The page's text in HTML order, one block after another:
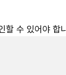
할 수 있어야 합